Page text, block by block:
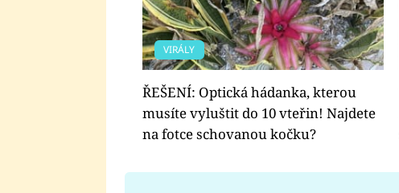
VIRÁLY
ŘEŠENÍ: Optická hádanka, kterou
musíte vyluštit do 10 vteřin! Najdete
na fotce schovanou kočku?